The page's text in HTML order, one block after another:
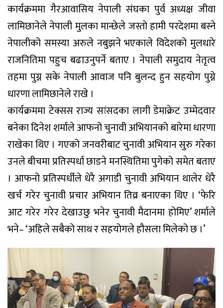
कार्यक्रममा गैरआवासिय नेपाली संघका पुर्व अध्यक्ष जीवा
लामिछानेले नेपाली मुलका मान्छेले जस्तो हामी परदेशमा बस्ने
नेपालीको समस्या अरुले नबुझने भएकाले विदेशको मुलधारे
राजनितिमा पहुच बढाउनुपर्ने बताए । नेपाली समुदाय नेतृत्व
तहमा पुग्न सके नेपाली आवाज पनि बुलन्द हुन सहयोग पुग्ने
धारणा लामिछानेले राखे ।
कार्यक्रममा टेक्सस राज्य सांसदका लागी डेमाक्रेट उम्मेदवार
बनेका दिनेश शर्माले आफनो चुनावी अभियानको बारेमा धारणा
राखेका थिए । गएको जनवरीबाट चुनावी अभियान सुरु गरेका
उनले बीचमा प्रतिस्पर्धा छाडने मनस्थितिमा पुगेको समेत बताए
। आफनो प्रतिस्पर्धीले धेरै अगाडी चुनावी अभियान थालेर धेरै
खर्च गरेर चुनावी प्रचार अभियान तिव्र बनाएका थिए । ‘फेरि
आट गरेर गरेर देखाउछु भनेर चुनावी मैदानमा होमिए’ शर्माले
भने– ‘अहिले सबैको साथ र सहयोगले हौसला मिलेको छ ।’